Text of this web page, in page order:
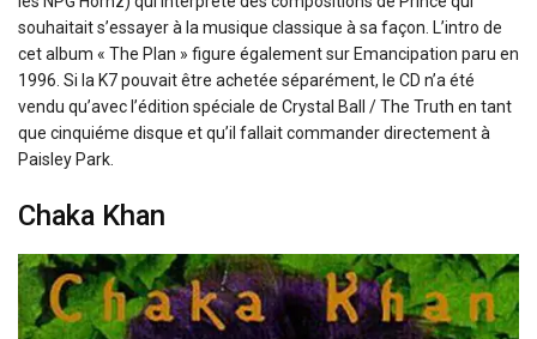
souhaitait s’essayer à la musique classique à sa façon. L’intro de
cet album « The Plan » figure également sur Emancipation paru en
1996. Si la K7 pouvait être achetée séparément, le CD n’a été
vendu qu’avec l’édition spéciale de Crystal Ball / The Truth en tant
que cinquiéme disque et qu’il fallait commander directement à
Paisley Park.
Chaka Khan